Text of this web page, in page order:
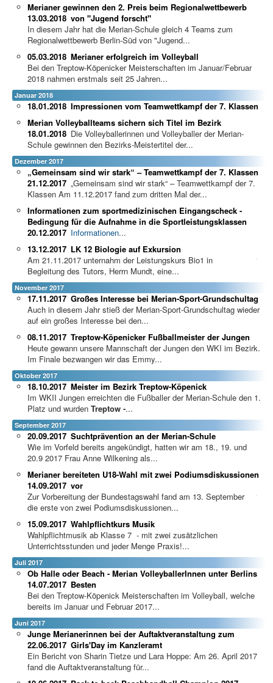
Merianer gewinnen den 2. Preis beim Regionalwettbewerb
von "Jugend forscht"
13.03.2018
In diesem Jahr hat die Merian-Schule gleich 4 Teams zum
Regionalwettbewerb Berlin-Süd von "Jugend...
Merianer erfolgreich im Volleyball
05.03.2018
Bei den Treptow-Köpenicker Meisterschaften im Januar/Februar
2018 nahmen erstmals seit 25 Jahren...
Januar 2018
Impressionen vom Teamwettkampf der 7. Klassen
18.01.2018
Merian Volleyballteams sichern sich Titel im Bezirk
18.01.2018 Die Volleyballerinnen und Volleyballer der Merian-
Schule gewinnen den Bezirks-Meistertitel der...
Dezember 2017
„Gemeinsam sind wir stark“ – Teamwettkampf der 7. Klassen
21.12.2017 „Gemeinsam sind wir stark“ – Teamwettkampf der 7.
Klassen Am 11.12.2017 fand zum dritten Mal der...
Informationen zum sportmedizinischen Eingangscheck -
Bedingung für die Aufnahme in die Sportleistungsklassen
20.12.2017 Informationen...
LK 12 Biologie auf Exkursion
13.12.2017
Am 21.11.2017 unternahm der Leistungskurs Bio1 in
Begleitung des Tutors, Herrn Mundt, eine...
November 2017
Großes Interesse bei Merian-Sport-Grundschultag
17.11.2017
Auch in diesem Jahr stieß der Merian-Sport-Grundschultag wieder
auf ein großes Interesse bei den...
Treptow-Köpenicker Fußballmeister der Jungen
08.11.2017
Heute gewann unsere Mannschaft der Jungen den WKI im Bezirk.
Im Finale bezwangen wir das Emmy...
Oktober 2017
Meister im Bezirk Treptow-Köpenick
18.10.2017
Im WKII Jungen erreichten die Fußballer der Merian-Schule den 1.
Platz und wurden Treptow -...
September 2017
Suchtprävention an der Merian-Schule
20.09.2017
Wie im Vorfeld bereits angekündigt, hatten wir am 18., 19. und
20.9 2017 Frau Anne Wilkening als...
Merianer bereiteten U18-Wahl mit zwei Podiumsdiskussionen
vor
14.09.2017
Zur Vorbereitung der Bundestagswahl fand am 13. September
die erste von zwei Podiumsdiskussionen...
Wahlpflichtkurs Musik
15.09.2017
Wahlpflichtmusik ab Klasse 7 - mit zwei zusätzlichen
Unterrichtsstunden und jeder Menge Praxis!...
Juli 2017
Ob Halle oder Beach - Merian VolleyballerInnen unter Berlins
Besten
14.07.2017
Bei den Treptow-Köpenick Meisterschaften im Volleyball, welche
bereits im Januar und Februar 2017...
Juni 2017
Junge Merianerinnen bei der Auftaktveranstaltung zum
Girls'Day im Kanzleramt
22.06.2017
Ein Bericht von Sharin Tietze und Lara Hoppe: Am 26. April 2017
fand die Auftaktveranstaltung für...